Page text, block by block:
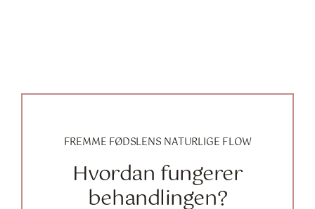
FREMME FØDSLENS NATURLIGE FLOW
Hvordan fungerer
behandlingen?